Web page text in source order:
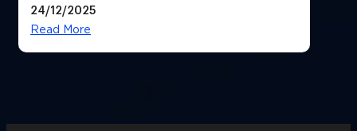
24/12/2025
Read More